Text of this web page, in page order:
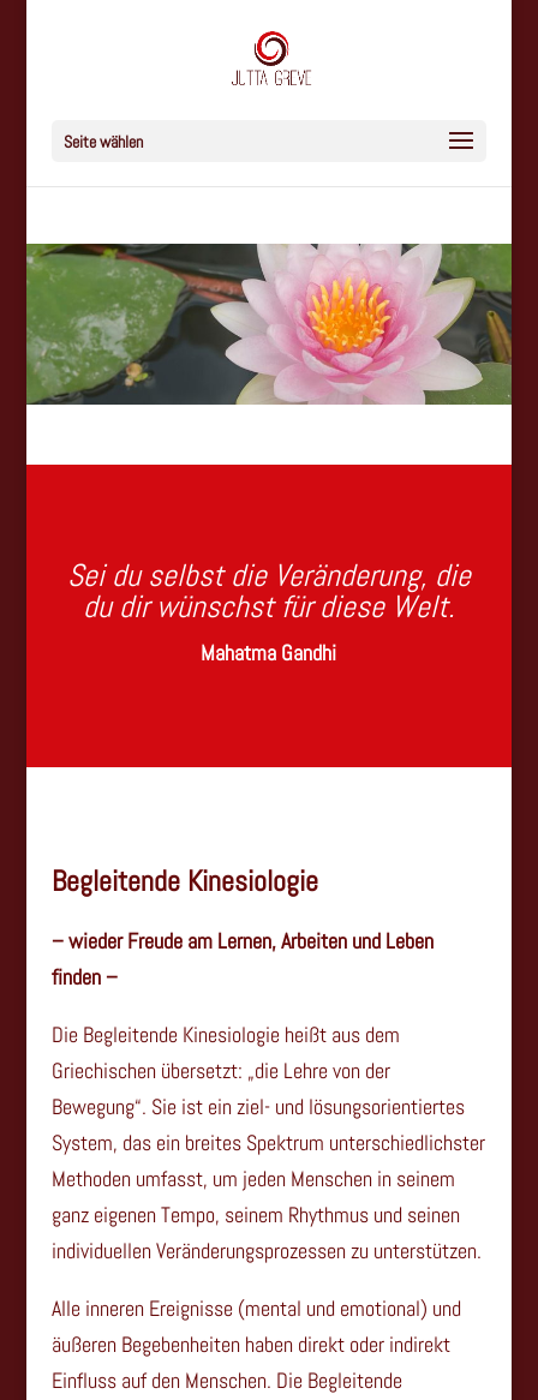
Seite wählen
Sei du selbst die Veränderung, die
du dir wünschst für diese Welt.
Mahatma Gandhi
Begleitende Kinesiologie
– wieder Freude am Lernen, Arbeiten und Leben
finden –
Die Begleitende Kinesiologie heißt aus dem
Griechischen übersetzt: „die Lehre von der
Bewegung“. Sie ist ein ziel- und lösungsorientiertes
System, das ein breites Spektrum unterschiedlichster
Methoden umfasst, um jeden Menschen in seinem
ganz eigenen Tempo, seinem Rhythmus und seinen
individuellen Veränderungsprozessen zu unterstützen.
Alle inneren Ereignisse (mental und emotional) und
äußeren Begebenheiten haben direkt oder indirekt
Einfluss auf den Menschen. Die Begleitende